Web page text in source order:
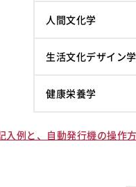
人間文化学
生活文化デザイン学
健康栄養学
入例と、自動発行機の操作